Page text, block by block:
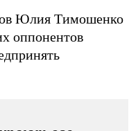
Юлия Тимошенко
оппонентов